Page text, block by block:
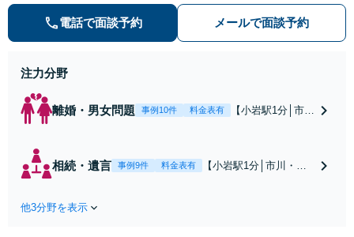
【解決実績約1000件】豊富な離婚調
停・裁判実績あり【不動産業界出
電話で面談予約 メールで面談予約
注力分野
離婚・男女問題 事例10件 料金表有
【小岩駅1分│市
回避、裁判提起前
の和解、子の認知
相続・遺言 事例9件 料金表有
【小岩駅1分│市川・船
他3分野を表示